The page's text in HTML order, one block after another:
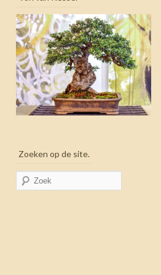
Zoeken op de site.